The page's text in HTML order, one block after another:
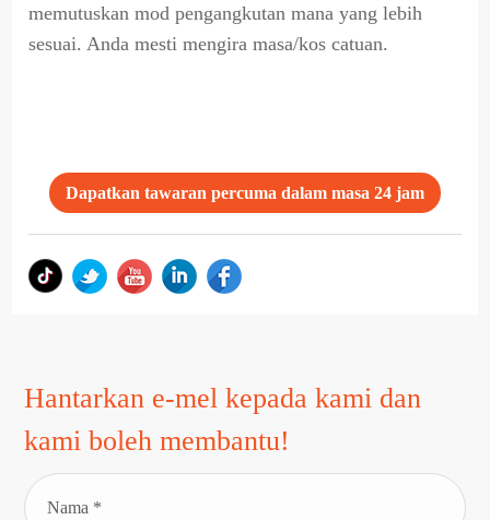
memutuskan mod pengangkutan mana yang lebih
sesuai. Anda mesti mengira masa/kos catuan.
Dapatkan tawaran percuma dalam masa 24 jam
Hantarkan e-mel kepada kami dan
kami boleh membantu!